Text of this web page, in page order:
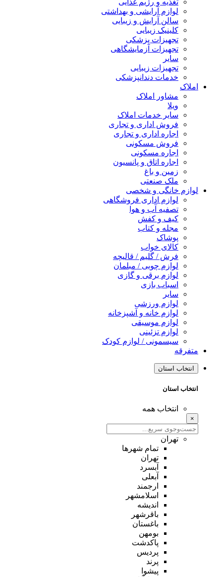
تغذیه و رژیم غذایی
لوازم آرایشی و بهداشتی
سالن آرایش و زیبایی
کلینیک زیبایی
تجهیزات پزشکی
تجهیزات آزمایشگاهی
سایر
تجهیزات زیبایی
خدمات دندانپزشکی
املاک
مشاور املاک
ویلا
سایر خدمات املاک
فروش اداری و تجاری
اجاره اداری و تجاری
فروش مسکونی
اجاره مسکونی
اجاره اتاق و پانسیون
زمین و باغ
ملک صنعتی
لوازم خانگی و شخصی
لوازم اداری فروشگاهی
تصفیه آب و هوا
کیف و کفش
مجله و کتاب
پوشاک
کالای خواب
فرش / گلیم / قالیچه
لوازم چوبی / مبلمان
لوازم برقی و گازی
اسباب بازی
سایر
لوازم ورزشی
لوازم خانه و آشپزخانه
لوازم موسیقی
لوازم تزئینی
سیسمونی / لوازم کودک
متفرقه
انتخاب استان
انتخاب استان
انتخاب همه
×
تهران
تمام شهر‌ها
تهران
آبسرد
آبعلی
ارجمند
اسلامشهر
اندیشه
باقرشهر
باغستان
بومهن
پاکدشت
پردیس
پرند
پیشوا